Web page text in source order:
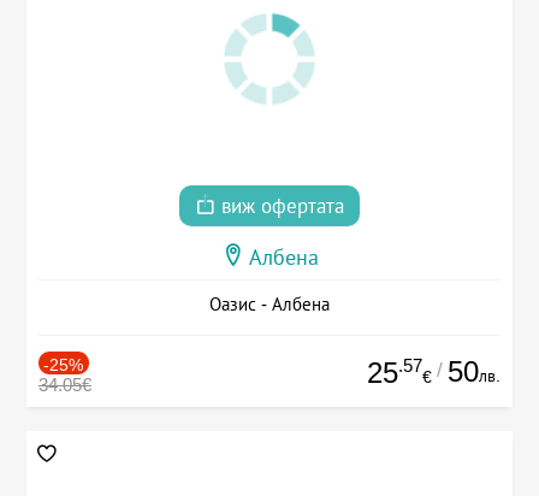
виж офертата
Албена
Оазис - Албена
-25%
34.05€ 25.57
€ / 50лв.